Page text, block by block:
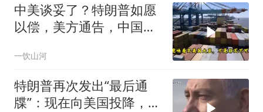
中美谈妥了？特朗普如愿
以偿，美方通告，中国增
一饮山河
特朗普再次发出“最后通
牒”：现在向美国投降，是